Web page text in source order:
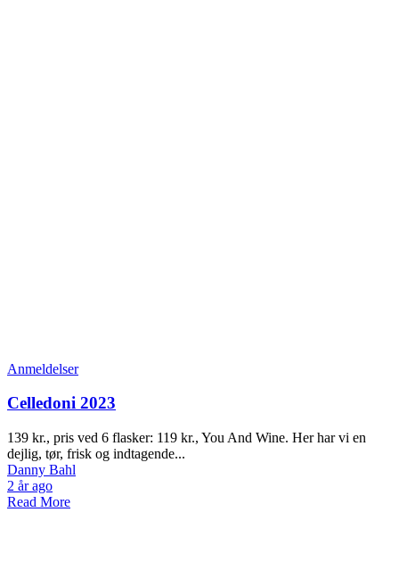
Anmeldelser
Celledoni 2023
139 kr., pris ved 6 flasker: 119 kr., You And Wine. Her har vi en
dejlig, tør, frisk og indtagende...
Danny Bahl
2 år ago
Read More